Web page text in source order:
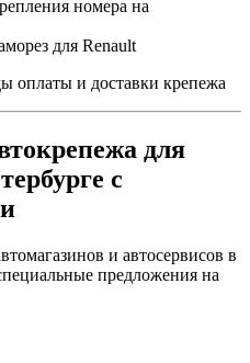
номера на
для Renault
оплаты и доставки крепежа
для
с
и автосервисов в
предложения на